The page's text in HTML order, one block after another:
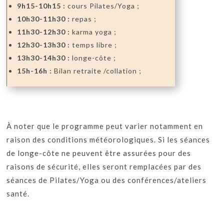
9h15-10h15 : cours Pilates/Yoga ;
10h30-11h30 : repas ;
11h30-12h30 : karma yoga ;
12h30-13h30 : temps libre ;
13h30-14h30 : longe-côte ;
15h-16h : Bilan retraite /collation ;
À noter que le programme peut varier notamment en
raison des conditions météorologiques. Si les séances
de longe-côte ne peuvent être assurées pour des
raisons de sécurité, elles seront remplacées par des
séances de Pilates/Yoga ou des conférences/ateliers
santé.